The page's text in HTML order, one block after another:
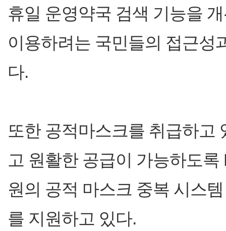
휴일 운영약국 검색 기능을
이용하려는 국민들의 접근성
다.
또한 공적마스크를 취급하고
고 원활한 공급이 가능하도록
원의 공적 마스크 중복 시스
를 지원하고 있다.